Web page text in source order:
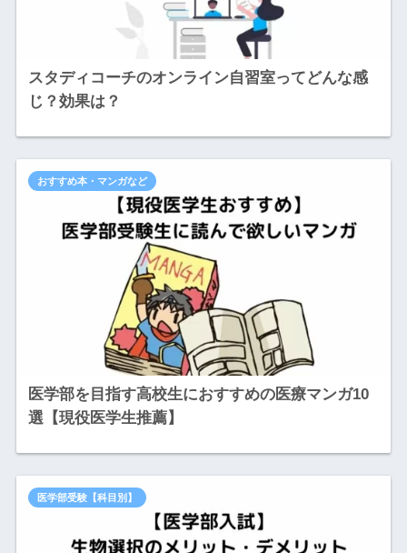
スタディコーチのオンライン自習室ってどんな感
じ？効果は？
医学部を目指す高校生におすすめの医療マンガ10
選【現役医学生推薦】
おすすめ本・マンガなど
医学部受験【科目別】